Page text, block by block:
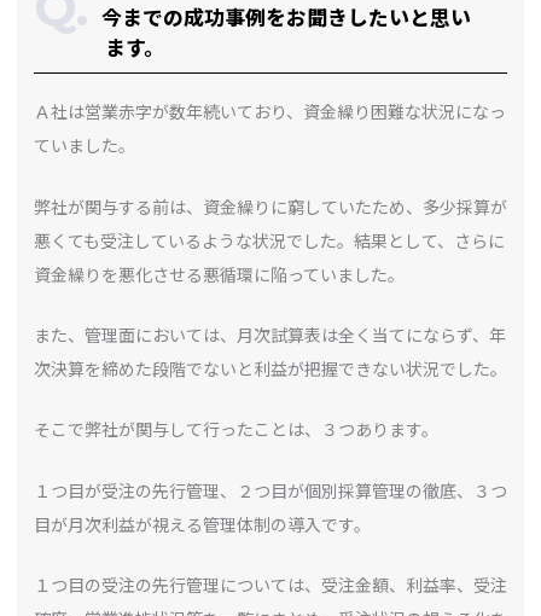
今までの成功事例をお聞きしたいと思い
ます。
Ａ社は営業赤字が数年続いており、資金繰り困難な状況になっ
ていました。
弊社が関与する前は、資金繰りに窮していたため、多少採算が
悪くても受注しているような状況でした。結果として、さらに
資金繰りを悪化させる悪循環に陥っていました。
また、管理面においては、月次試算表は全く当てにならず、年
次決算を締めた段階でないと利益が把握できない状況でした。
そこで弊社が関与して行ったことは、３つあります。
１つ目が受注の先行管理、２つ目が個別採算管理の徹底、３つ
目が月次利益が視える管理体制の導入です。
１つ目の受注の先行管理については、受注金額、利益率、受注